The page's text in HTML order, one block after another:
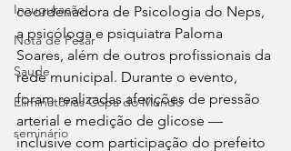
Inauguração
Nota de Pesar
Saude
Eliminatórias Copa do Mundo
seminário
coordenadora de Psicologia do Neps,
a psicóloga e psiquiatra Paloma
Soares, além de outros profissionais da
rede municipal. Durante o evento,
foram realizadas aferições de pressão
arterial e medição de glicose —
inclusive com participação do prefeito